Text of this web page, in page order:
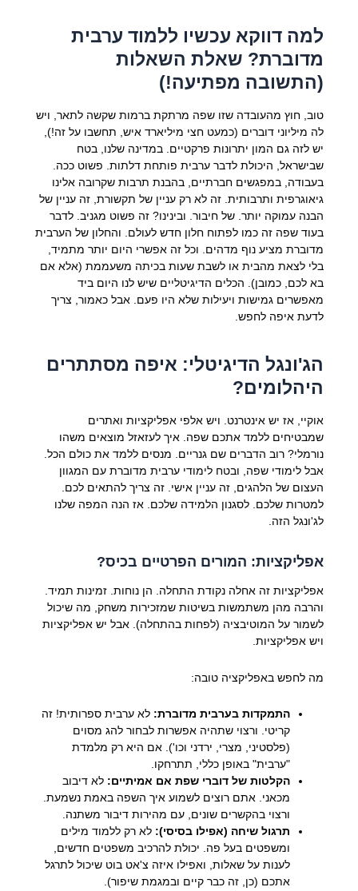
למה דווקא עכשיו ללמוד ערבית
מדוברת? שאלת השאלות
(התשובה מפתיעה!)
טוב, חוץ מהעובדה שזו שפה מרתקת ברמות שקשה לתאר, ויש
לה מיליוני דוברים (כמעט חצי מיליארד איש, תחשבו על זה!),
יש לזה גם המון יתרונות פרקטיים. במדינה שלנו, בטח
שבישראל, היכולת לדבר ערבית פותחת דלתות. פשוט ככה.
בעבודה, במפגשים חברתיים, בהבנת תרבות שקרובה אלינו
גיאוגרפית ותרבותית. זה לא רק עניין של תקשורת, זה עניין של
הבנה עמוקה יותר. של חיבור. ובינינו? זה פשוט מגניב. לדבר
בעוד שפה זה כמו לפתוח חלון חדש לעולם. והחלון של הערבית
מדוברת מציע נוף מדהים. וכל זה אפשרי היום יותר מתמיד,
בלי לצאת מהבית או לשבת שעות בכיתה משעממת (אלא אם
בא לכם, כמובן). הכלים הדיגיטליים שיש לנו היום ביד
מאפשרים גמישות ויעילות שלא היו פעם. אבל כאמור, צריך
לדעת איפה לחפש.
הג'ונגל הדיגיטלי: איפה מסתתרים
היהלומים?
אוקיי, אז יש אינטרנט. ויש אלפי אפליקציות ואתרים
שמבטיחים ללמד אתכם שפה. איך לעזאזל מוצאים משהו
נורמלי? רוב הדברים שם גנריים. מנסים ללמד את כולם הכל.
אבל לימודי שפה, ובטח לימודי ערבית מדוברת עם המגוון
העצום של הלהגים, זה עניין אישי. זה צריך להתאים לכם.
למטרות שלכם. לסגנון הלמידה שלכם. אז הנה המפה שלנו
לג'ונגל הזה.
אפליקציות: המורים הפרטיים בכיס?
אפליקציות זה אחלה נקודת התחלה. הן נוחות. זמינות תמיד.
והרבה מהן משתמשות בשיטות שמזכירות משחק, מה שיכול
לשמור על המוטיבציה (לפחות בהתחלה). אבל יש אפליקציות
ויש אפליקציות.
מה לחפש באפליקציה טובה:
התמקדות בערבית מדוברת: לא ערבית ספרותית! זה
קריטי. ורצוי שתהיה אפשרות לבחור להג מסוים
(פלסטיני, מצרי, ירדני וכו'). אם היא רק מלמדת
"ערבית" באופן כללי, תתרחקו.
הקלטות של דוברי שפת אם אמיתיים: לא דיבוב
מכאני. אתם רוצים לשמוע איך השפה באמת נשמעת.
ורצוי בהקשרים שונים, עם מהירות דיבור משתנה.
תרגול שיחה (אפילו בסיסי): לא רק ללמוד מילים
ומשפטים בעל פה. יכולת להרכיב משפטים חדשים,
לענות על שאלות, ואפילו איזה צ'אט בוט שיכול לתרגל
אתכם (כן, זה כבר קיים ובמגמת שיפור).